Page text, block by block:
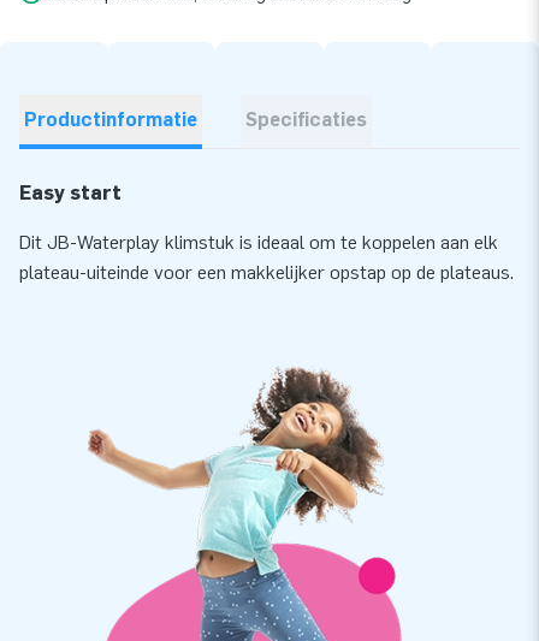
Productinformatie Specificaties
Easy start
Dit JB-Waterplay klimstuk is ideaal om te koppelen aan elk
plateau-uiteinde voor een makkelijker opstap op de plateaus.